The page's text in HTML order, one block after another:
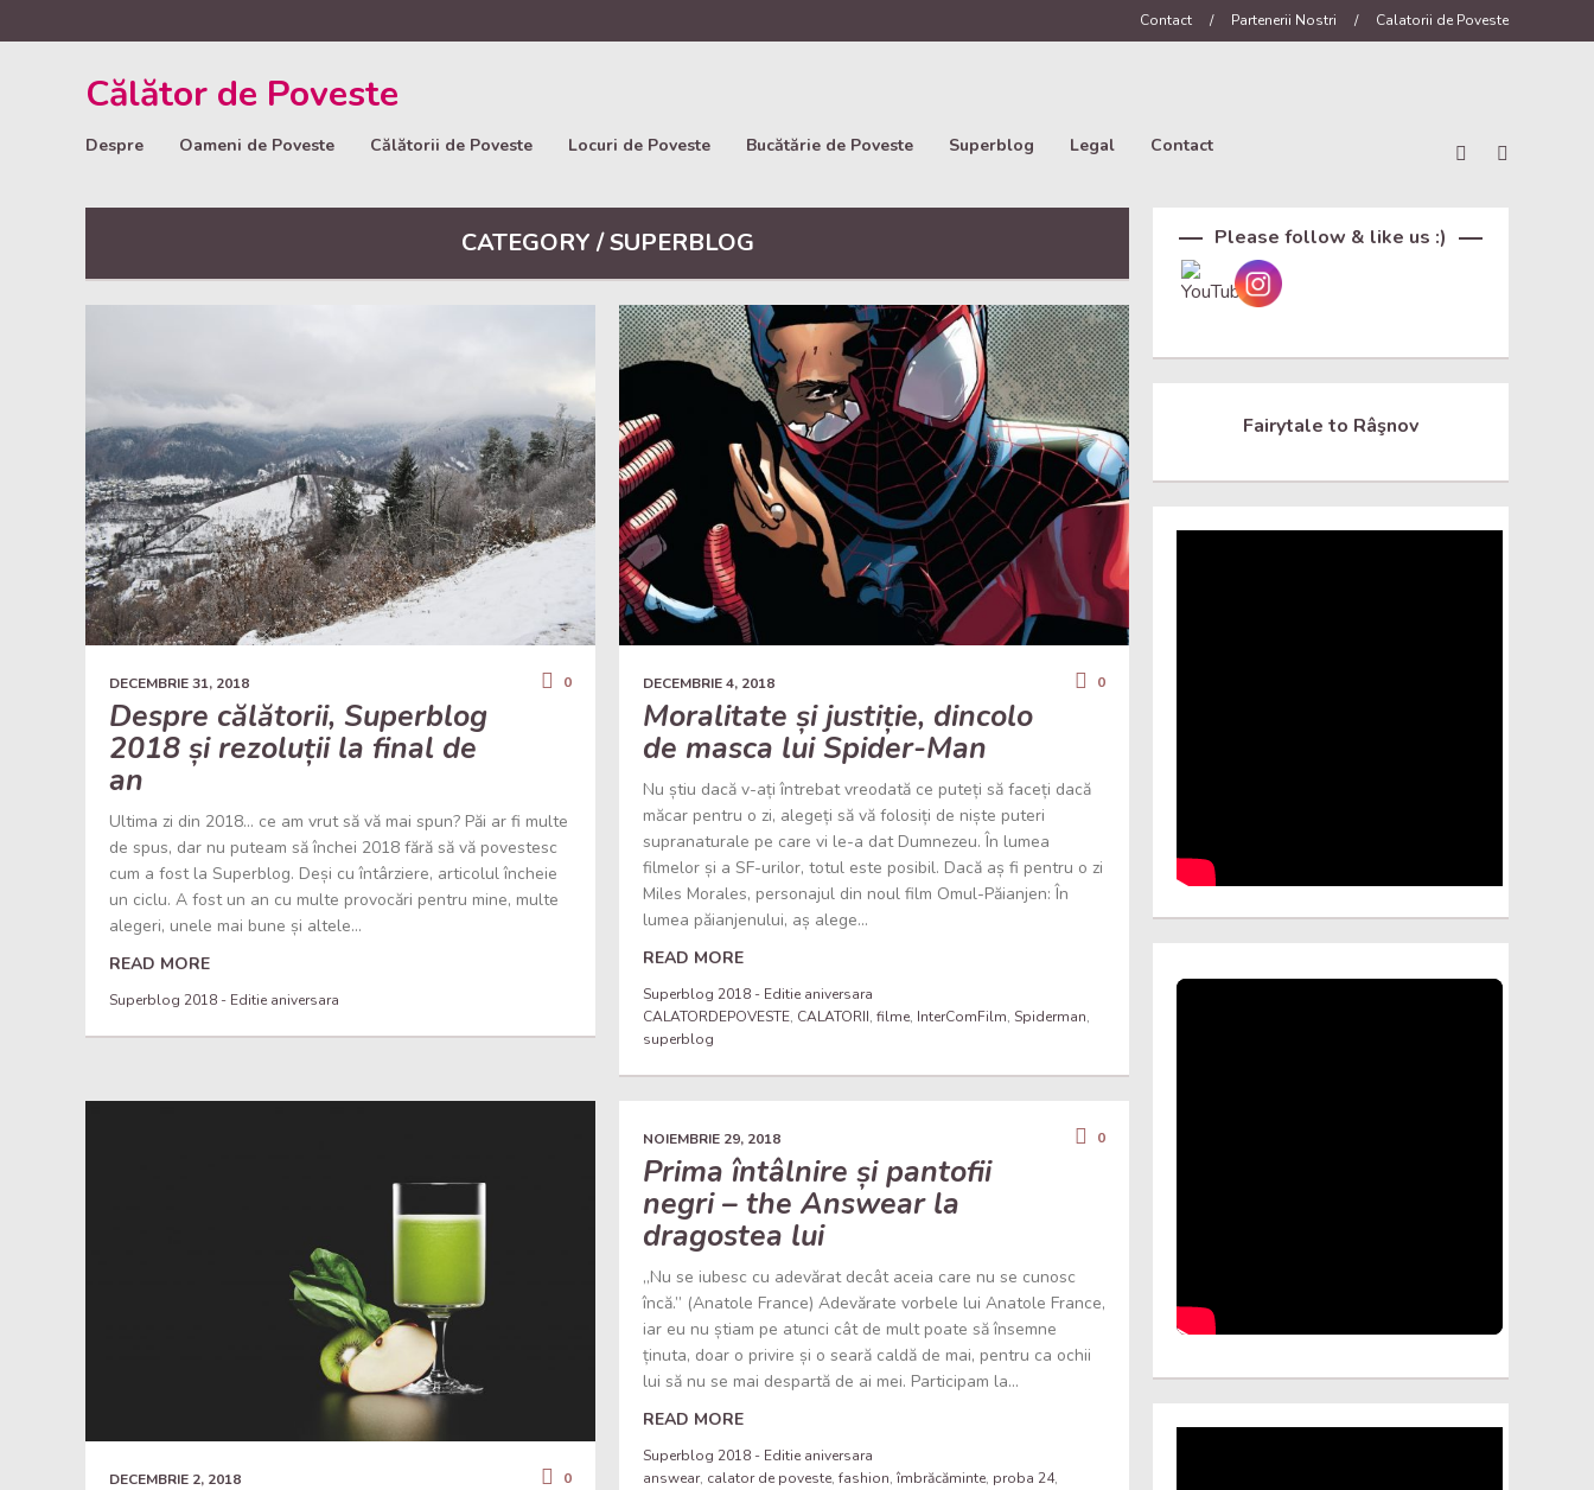
Contact / Partenerii Nostri / Calatorii de Poveste
Călător de Poveste
Despre Oameni de Poveste Călătorii de Poveste Locuri de Poveste Bucătărie de Poveste Superblog Legal Contact
CATEGORY / SUPERBLOG
DECEMBRIE 31, 2018 0
Despre călătorii, Superblog
2018 și rezoluții la final de
an
Ultima zi din 2018… ce am vrut să vă mai spun? Păi ar fi multe
de spus, dar nu puteam să închei 2018 fără să vă povestesc
cum a fost la Superblog. Deși cu întârziere, articolul încheie
un ciclu. A fost un an cu multe provocări pentru mine, multe
alegeri, unele mai bune și altele...
READ MORE
Superblog 2018 - Editie aniversara
DECEMBRIE 4, 2018 0
Moralitate și justiție, dincolo
de masca lui Spider-Man
Nu știu dacă v-ați întrebat vreodată ce puteți să faceți dacă
măcar pentru o zi, alegeți să vă folosiți de niște puteri
supranaturale pe care vi le-a dat Dumnezeu. În lumea
filmelor și a SF-urilor, totul este posibil. Dacă aș fi pentru o zi
Miles Morales, personajul din noul film Omul-Păianjen: În
lumea păianjenului, aș alege...
READ MORE
Superblog 2018 - Editie aniversara
CALATORDEPOVESTE, CALATORII, filme, InterComFilm, Spiderman,
superblog
DECEMBRIE 2, 2018 0
NOIEMBRIE 29, 2018 0
Prima întâlnire și pantofii
negri – the Answear la
dragostea lui
„Nu se iubesc cu adevărat decât aceia care nu se cunosc
încă.” (Anatole France) Adevărate vorbele lui Anatole France,
iar eu nu știam pe atunci cât de mult poate să însemne
ținuta, doar o privire și o seară caldă de mai, pentru ca ochii
lui să nu se mai despartă de ai mei. Participam la...
READ MORE
Superblog 2018 - Editie aniversara
answear, calator de poveste, fashion, îmbrăcăminte, proba 24,
Please follow & like us :)
Fairytale to Râşnov